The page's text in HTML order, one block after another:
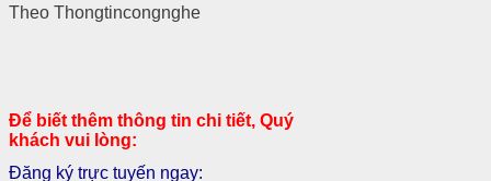
Theo Thongtincongnghe
Để biết thêm thông tin chi tiết, Quý
khách vui lòng:
Đăng ký trực tuyến ngay: